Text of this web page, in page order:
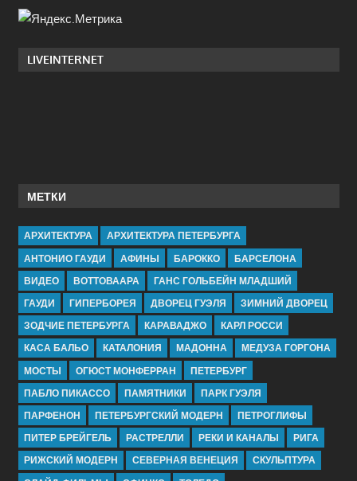
LIVEINTERNET
МЕТКИ
АРХИТЕКТУРА
АРХИТЕКТУРА ПЕТЕРБУРГА
АНТОНИО ГАУДИ
АФИНЫ БАРОККО
БАРСЕЛОНА
ВИДЕО
ВОТТОВААРА
ГАНС ГОЛЬБЕЙН МЛАДШИЙ
ГАУДИ
ГИПЕРБОРЕЯ ДВОРЕЦ ГУЭЛЯ
ЗИМНИЙ ДВОРЕЦ
ЗОДЧИЕ ПЕТЕРБУРГА
КАРАВАДЖО
КАРЛ РОССИ
КАСА БАЛЬО
КАТАЛОНИЯ МАДОННА
МЕДУЗА ГОРГОНА
МОСТЫ
ОГЮСТ МОНФЕРРАН
ПЕТЕРБУРГ
ПАБЛО ПИКАССО
ПАМЯТНИКИ
ПАРК ГУЭЛЯ
ПАРФЕНОН
ПЕТЕРБУРГСКИЙ МОДЕРН
ПЕТРОГЛИФЫ
ПИТЕР БРЕЙГЕЛЬ
РАСТРЕЛЛИ РЕКИ И КАНАЛЫ
РИГА
РИЖСКИЙ МОДЕРН
СЕВЕРНАЯ ВЕНЕЦИЯ
СКУЛЬПТУРА